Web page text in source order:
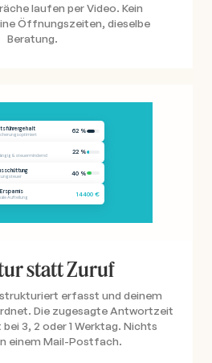
laufen per Video. Kein
Öffnungszeiten, dieselbe
Beratung.
statt Zuruf
erfasst und deinem
Die zugesagte Antwortzeit
3, 2 oder 1 Werktag. Nichts
einem Mail-Postfach.